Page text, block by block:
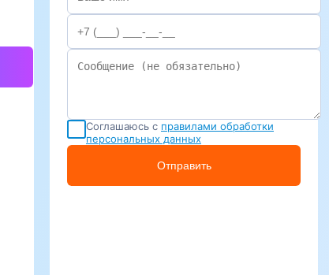
Соглашаюсь с правилами обработки
персональных данных
Отправить